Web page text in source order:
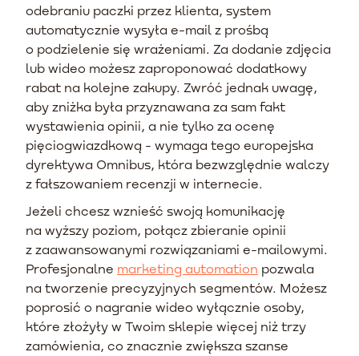
odebraniu paczki przez klienta, system
automatycznie wysyła e-mail z prośbą
o podzielenie się wrażeniami. Za dodanie zdjęcia
lub wideo możesz zaproponować dodatkowy
rabat na kolejne zakupy. Zwróć jednak uwagę,
aby zniżka była przyznawana za sam fakt
wystawienia opinii, a nie tylko za ocenę
pięciogwiazdkową - wymaga tego europejska
dyrektywa Omnibus, która bezwzględnie walczy
z fałszowaniem recenzji w internecie.
Jeżeli chcesz wznieść swoją komunikację
na wyższy poziom, połącz zbieranie opinii
z zaawansowanymi rozwiązaniami e-mailowymi.
Profesjonalne marketing automation pozwala
na tworzenie precyzyjnych segmentów. Możesz
poprosić o nagranie wideo wyłącznie osoby,
które złożyły w Twoim sklepie więcej niż trzy
zamówienia, co znacznie zwiększa szanse